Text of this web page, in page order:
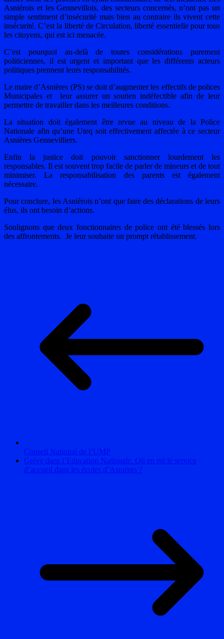
Asniérois et les Gennevillois, des secteurs concernés, n’ont pas un
simple sentiment d’insécurité mais bien au contraire ils vivent cette
insécurité. C’est la liberté de Circulation, liberté essentielle pour tous
les citoyens, qui est ici menacée.
C’est pourquoi au-delà de toutes considérations purement
politiciennes, il est urgent et important que les différents acteurs
politiques prennent leurs responsabilités.
Le maire d’Asnières (PS) se doit d’augmenter les effectifs de polices
Municipales et leur assurer un soutien indéfectible afin de leur
permettre de travailler dans les meilleures conditions.
La situation doit également être revue au niveau de la Police
Nationale afin qu’une Uteq soit effectivement affectée à ce secteur
Asnières Gennevilliers.
Enfin la justice doit pouvoir sanctionner lourdement les
responsables. Il est souvent trop facile de parler de mineurs et de tout
minimiser. La responsabilisation des parents est également
nécessaire.
Pour conclure, les Asniérois n’ont que faire des déclarations de leurs
élus, ils ont besoin d’actions.
Soulignons que deux fonctionnaires de police ont été blessés lors
des affrontements. Je leur souhaite un prompt rétablissement.
Conseil National de l’UMP
Grève dans l’Education Nationale. Où en est le service
d’accueil dans les écoles d’Asnières ?